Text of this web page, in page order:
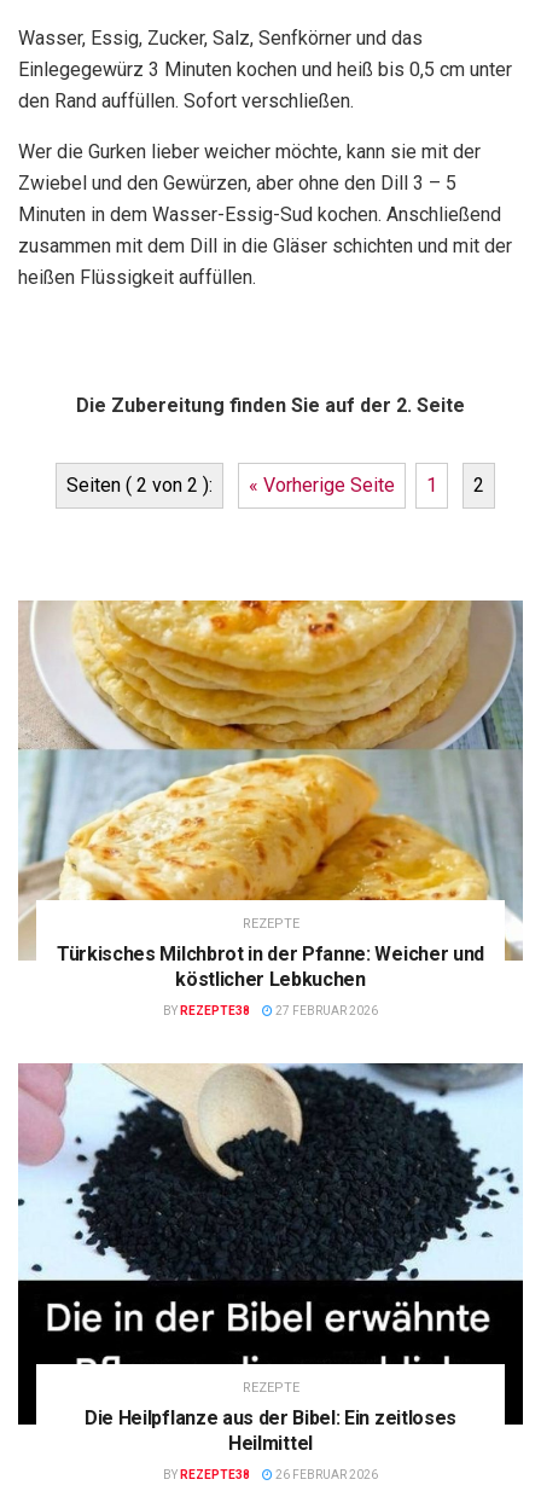
Wasser, Essig, Zucker, Salz, Senfkörner und das
Einlegegewürz 3 Minuten kochen und heiß bis 0,5 cm unter
den Rand auffüllen. Sofort verschließen.
Wer die Gurken lieber weicher möchte, kann sie mit der
Zwiebel und den Gewürzen, aber ohne den Dill 3 – 5
Minuten in dem Wasser-Essig-Sud kochen. Anschließend
zusammen mit dem Dill in die Gläser schichten und mit der
heißen Flüssigkeit auffüllen.
Die Zubereitung finden Sie auf der 2. Seite
Seiten ( 2 von 2 ): « Vorherige Seite 1 2
REZEPTE
Türkisches Milchbrot in der Pfanne: Weicher und
köstlicher Lebkuchen
BY REZEPTE38 27 FEBRUAR 2026
REZEPTE
Die Heilpflanze aus der Bibel: Ein zeitloses
Heilmittel
BY REZEPTE38 26 FEBRUAR 2026